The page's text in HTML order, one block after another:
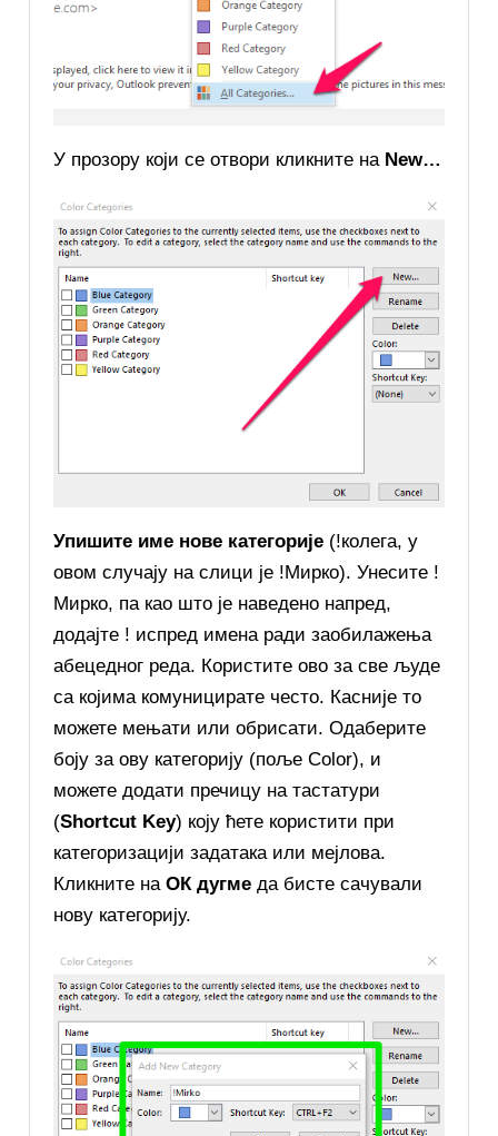
У прозору који се отвори кликните на New…
Упишите име нове категорије (!колега, у
овом случају на слици је !Мирко). Унесите !
Мирко, па као што је наведено напред,
додајте ! испред имена ради заобилажења
абецедног реда. Користите ово за све људе
са којима комуницирате често. Касније то
можете мењати или обрисати. Одаберите
боју за ову категорију (поље Color), и
можете додати пречицу на тастатури
(Shortcut Key) коју ћете користити при
категоризацији задатака или мејлова.
Кликните наОК дугме да бисте сачували
нову категорију.